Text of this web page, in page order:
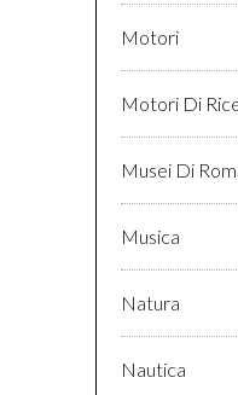
Motori
Motori Di
Musei Di
Musica
Natura
Nautica